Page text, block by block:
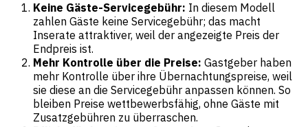
Keine Gäste-Servicegebühr: In diesem Modell
zahlen Gäste keine Servicegebühr; das macht
Inserate attraktiver, weil der angezeigte Preis der
Endpreis ist.
Mehr Kontrolle über die Preise: Gastgeber haben
mehr Kontrolle über ihre Übernachtungspreise, weil
sie diese an die Servicegebühr anpassen können. So
bleiben Preise wettbewerbsfähig, ohne Gäste mit
Zusatzgebühren zu überraschen.